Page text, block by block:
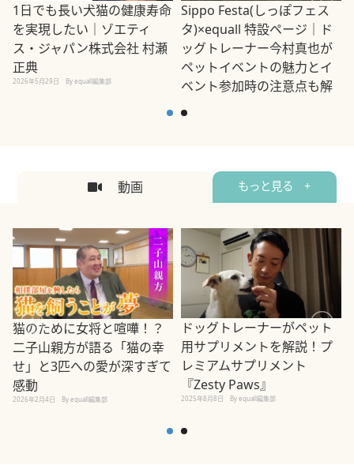
1日でも長い犬猫の健康寿命
を実現したい｜ゾエティ
ス・ジャパン株式会社 村瀬
正典
2026年5月29日 By equall編集部
Sippo Festa(しっぽフェス
タ)×equall 特設ページ｜ド
ッグトレーナー今村真也が
ペットイベントの魅力とイ
ベント参加時の注意点も解
2026年5月12日
動画 もっと見る +
猫のために女将と喧嘩！？
二子山親方が語る「猫の幸
せ」と3匹への愛が深すぎて
感動
2026年2月4日 By equall編集部
ドッグトレーナーがペット
用サプリメントを解説！プ
レミアムサプリメント
『Zesty Paws』
2025年8月8日 By equall編集部